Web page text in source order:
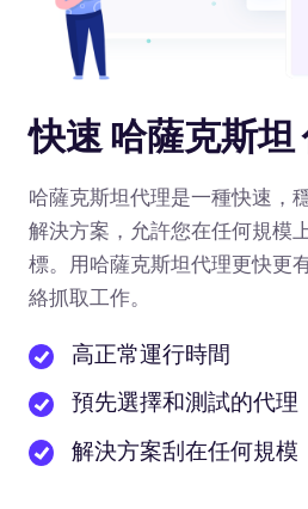
快速 哈薩克斯坦
哈薩克斯坦代理是一種快速，
解決方案，允許您在任何規模
標。用哈薩克斯坦代理更快更
絡抓取工作。
高正常運行時間
預先選擇和測試的代理
解決方案刮在任何規模